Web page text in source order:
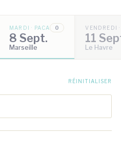
MARDI · PACA 0
8 Sept.
Marseille
VENDREDI
11
Le Havre
RÉINITIALISER